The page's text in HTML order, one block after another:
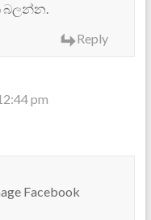
බලන්න.
Reply
pm
Facebook